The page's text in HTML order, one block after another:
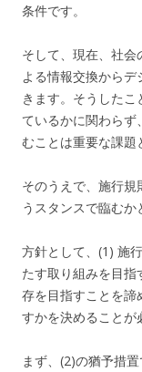
条件です。
そして、現在、社
よる情報交換から
きます。そうしたこ
ているかに関わらず
むことは重要な課題
そのうえで、施行
うスタンスで臨むか
方針として、(1) 施
たす取り組みを目
存を目指すことを
すかを決めることが
まず、(2)の猶予措